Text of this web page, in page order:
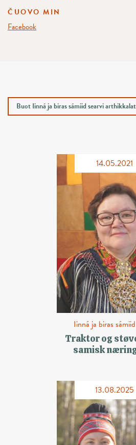
ČUOVO MIN
Facebook
Buot Iinná ja biras sámiid searvi arthikkalat
14.05.2021
Iinná ja biras
Traktor og
samisk
13.08.2025